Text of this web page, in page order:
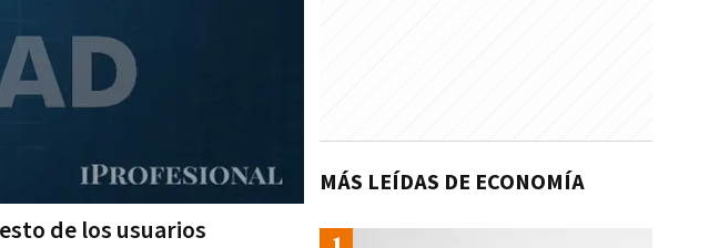
de los usuarios
MÁS LEÍDAS DE ECONOMÍA